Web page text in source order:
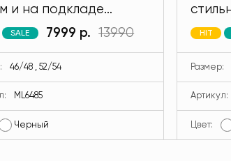
и на подкладе
черного цвета
SALE 7999 р. 13990
46/48 , 52/54
ML6485
Черный
HIT
Размер:
Артикул:
Цвет: